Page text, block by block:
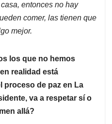
entonces no hay
comer, las tienen que
mejor.
los que no hemos
realidad está
proceso de paz en La
va a respetar sí o
allá?